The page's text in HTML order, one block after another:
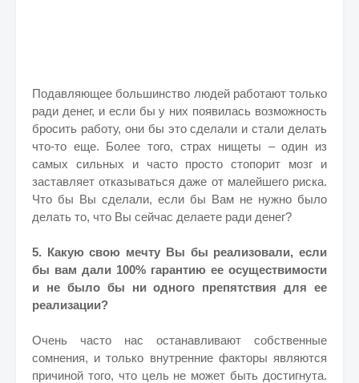
Подавляющее большинство людей работают только
ради денег, и если бы у них появилась возможность
бросить работу, они бы это сделали и стали делать
что-то еще. Более того, страх нищеты – один из
самых сильных и часто просто стопорит мозг и
заставляет отказываться даже от малейшего риска.
Что бы Вы сделали, если бы Вам не нужно было
делать то, что Вы сейчас делаете ради денег?
5. Какую свою мечту Вы бы реализовали, если
бы вам дали 100% гарантию ее осуществимости
и не было бы ни одного препятствия для ее
реализации?
Очень часто нас останавливают собственные
сомнения, и только внутренние факторы являются
причиной того, что цель не может быть достигнута.